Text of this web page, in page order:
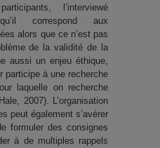
l’interviewé
correspond aux
alors que ce n’est pas
de la validité de la
aussi un enjeu éthique,
participe à une recherche
laquelle on recherche
2007). L’organisation
peut également s’avérer
formuler des consignes
à de multiples rappels